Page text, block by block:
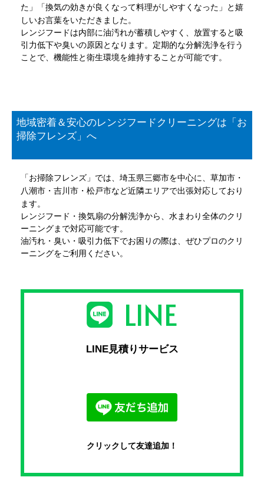
た」「換気の効きが良くなって料理がしやすくなった」と嬉
しいお言葉をいただきました。
レンジフードは内部に油汚れが蓄積しやすく、放置すると吸
引力低下や臭いの原因となります。定期的な分解洗浄を行う
ことで、機能性と衛生環境を維持することが可能です。
地域密着＆安心のレンジフードクリーニングは「お
掃除フレンズ」へ
「お掃除フレンズ」では、埼玉県三郷市を中心に、草加市・
八潮市・吉川市・松戸市など近隣エリアで出張対応しており
ます。
レンジフード・換気扇の分解洗浄から、水まわり全体のクリ
ーニングまで対応可能です。
油汚れ・臭い・吸引力低下でお困りの際は、ぜひプロのクリ
ーニングをご利用ください。
LINE
LINE見積りサービス
クリックして友達追加！